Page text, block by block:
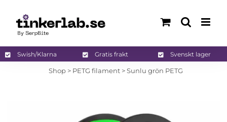
innehållet
Swish/Klarna Gratis frakt Svenskt lager
Shop > PETG filament >Sunlu grön PETG